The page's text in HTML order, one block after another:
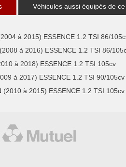
Véhicules aussi équipés de
à 2015) ESSENCE 1.2 TSI 86/
à 2016) ESSENCE 1.2 TSI 86/
à 2018) ESSENCE 1.2 TSI 105cv
à 2017) ESSENCE 1.2 TSI 90/105cv
(2010 à 2015) ESSENCE 1.2 TSI 105cv